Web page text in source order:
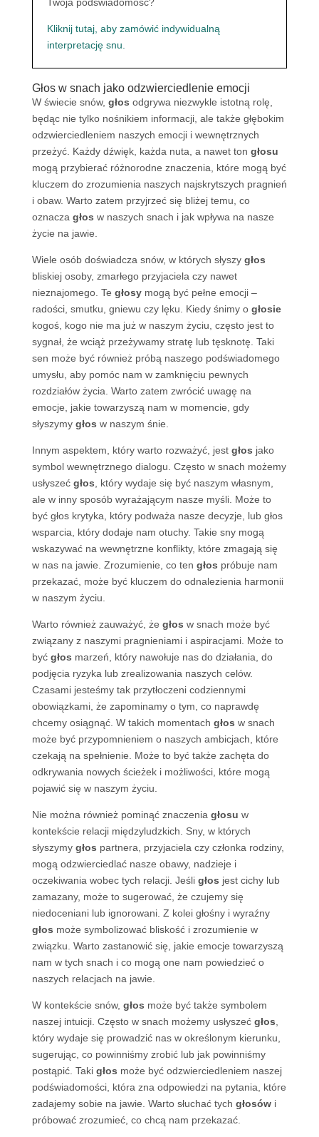
Kliknij tutaj, aby zamówić indywidualną
interpretację snu.
Głos w snach jako odzwierciedlenie emocji
W świecie snów, głos odgrywa niezwykle istotną rolę,
będąc nie tylko nośnikiem informacji, ale także głębokim
odzwierciedleniem naszych emocji i wewnętrznych
przeżyć. Każdy dźwięk, każda nuta, a nawet ton głosu
mogą przybierać różnorodne znaczenia, które mogą być
kluczem do zrozumienia naszych najskrytszych pragnień
i obaw. Warto zatem przyjrzeć się bliżej temu, co
oznacza głos w naszych snach i jak wpływa na nasze
życie na jawie.
Wiele osób doświadcza snów, w których słyszy głos
bliskiej osoby, zmarłego przyjaciela czy nawet
nieznajomego. Te głosymogą być pełne emocji –
radości, smutku, gniewu czy lęku. Kiedy śnimy o głosie
kogoś, kogo nie ma już w naszym życiu, często jest to
sygnał, że wciąż przeżywamy stratę lub tęsknotę. Taki
sen może być również próbą naszego podświadomego
umysłu, aby pomóc nam w zamknięciu pewnych
rozdziałów życia. Warto zatem zwrócić uwagę na
emocje, jakie towarzyszą nam w momencie, gdy
słyszymy głos w naszym śnie.
Innym aspektem, który warto rozważyć, jest głos jako
symbol wewnętrznego dialogu. Często w snach możemy
usłyszeć głos , który wydaje się być naszym własnym,
ale w inny sposób wyrażającym nasze myśli. Może to
być głos krytyka, który podważa nasze decyzje, lub głos
wsparcia, który dodaje nam otuchy. Takie sny mogą
wskazywać na wewnętrzne konflikty, które zmagają się
w nas na jawie. Zrozumienie, co ten głos próbuje nam
przekazać, może być kluczem do odnalezienia harmonii
w naszym życiu.
Warto również zauważyć, że głos w snach może być
związany z naszymi pragnieniami i aspiracjami. Może to
być głos marzeń, który nawołuje nas do działania, do
podjęcia ryzyka lub zrealizowania naszych celów.
Czasami jesteśmy tak przytłoczeni codziennymi
obowiązkami, że zapominamy o tym, co naprawdę
chcemy osiągnąć. W takich momentach głos w snach
może być przypomnieniem o naszych ambicjach, które
czekają na spełnienie. Może to być także zachęta do
odkrywania nowych ścieżek i możliwości, które mogą
pojawić się w naszym życiu.
Nie można również pominąć znaczenia głosu w
kontekście relacji międzyludzkich. Sny, w których
słyszymy głos partnera, przyjaciela czy członka rodziny,
mogą odzwierciedlać nasze obawy, nadzieje i
oczekiwania wobec tych relacji. Jeśli głos jest cichy lub
zamazany, może to sugerować, że czujemy się
niedoceniani lub ignorowani. Z kolei głośny i wyraźny
głos może symbolizować bliskość i zrozumienie w
związku. Warto zastanowić się, jakie emocje towarzyszą
nam w tych snach i co mogą one nam powiedzieć o
naszych relacjach na jawie.
W kontekście snów, głos może być także symbolem
naszej intuicji. Często w snach możemy usłyszeć głos
który wydaje się prowadzić nas w określonym kierunku,
sugerując, co powinniśmy zrobić lub jak powinniśmy
postąpić. Taki głos może być odzwierciedleniem naszej
podświadomości, która zna odpowiedzi na pytania, które
zadajemy sobie na jawie. Warto słuchać tych głosówi
próbować zrozumieć, co chcą nam przekazać.